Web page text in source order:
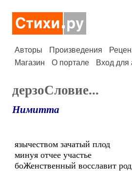
Авторы Произведения
Магазин
О портале Вход для
дерзоСловие...
Нимитта
язычеством зачатый плод
минуя отчее участье
боЖенственный восславит род